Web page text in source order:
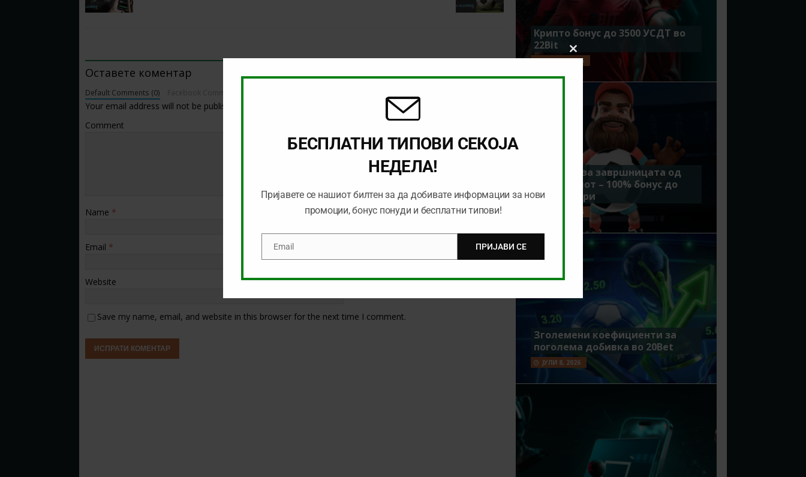
Оставете коментар
Default Comments (0)
Your email address will not be published.
Comment
Name *
Email *
Website
Save my name, email, and website in this browser for the next time I comment.
Крипто бонус до 3500 УСДТ во
22Bit
ЈУЛИ 29, 2026
Идеално за завршницата од
Мундијалот – 100% бонус до
7500 денари
ЈУЛИ 15, 2026
Зголемени коефициенти за
поголема добивка во 20Bet
ЈУЛИ 8, 2026
Close
this
БЕСПЛАТНИ ТИПОВИ СЕКОЈА
НЕДЕЛА!
Пријавете се нашиот билтен за да добивате информации за нови
промоции, бонус понуди и бесплатни типови!
EmailEmail ПРИЈАВИ СЕ